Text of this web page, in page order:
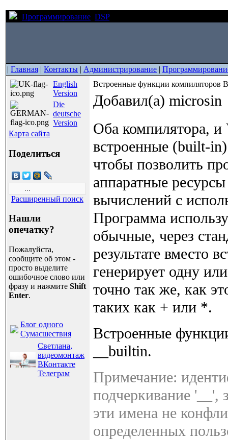
Программирование DSP
| Главная | Контакты | Администрирование |
English
Version
Die
deutsche
Version
Карта сайта
Поделиться
Расширенный поиск
Нашли
опечатку?
Пожалуйста,
сообщите об этом -
просто выделите
ошибочное слово или
фразу и нажмите Shift
Enter.
Блог одного
Сумасшествия
Светлана,
видеомонтаж
ВКонтакте
Телеграм
Встроенные функции компиляторов
Добавил(а) microsin
Оба компилятора,
встроенные (built-
чтобы позволить
аппаратные
вычислений с
Программа
обычные, через
результате вместо
генерирует одну
точно так же, как
таких как + или *.
Встроенные
__builtin.
Примечание:
подчеркивание '__',
эти имена не
определенных